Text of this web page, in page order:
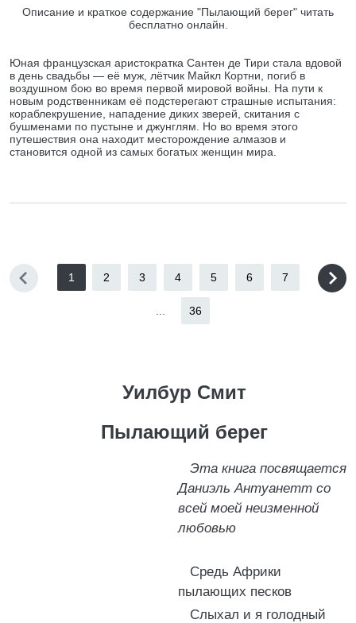
Описание и краткое содержание "Пылающий берег" читать
бесплатно онлайн.
Юная французская аристократка Сантен де Тири стала вдовой
в день свадьбы — её муж, лётчик Майкл Кортни, погиб в
воздушном бою во время первой мировой войны. На пути к
новым родственникам её подстерегают страшные испытания:
кораблекрушение, нападение диких зверей, скитания с
бушменами по пустыне и джунглям. Но во время этого
путешествия она находит месторождение алмазов и
становится одной из самых богатых женщин мира.
1 2 3 4 5 6 7
36
Уилбур Смит
Пылающий берег
Эта книга посвящается
Даниэль Антуанетт со
всей моей неизменной
любовью
Средь Африки
пылающих песков
Слыхал и я голодный